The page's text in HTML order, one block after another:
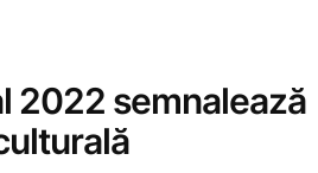
2022 semnalează